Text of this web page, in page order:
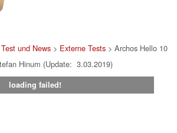
und News > Externe Tests > Archos Hello 10
Hinum (Update: 3.03.2019)
loading failed!